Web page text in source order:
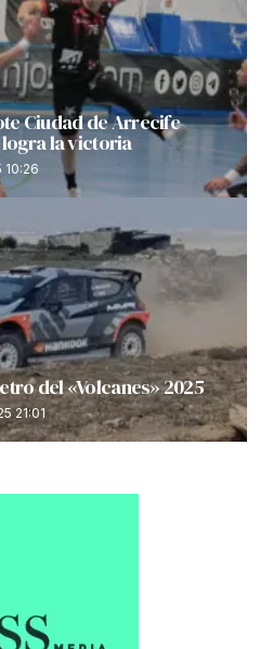
Ciudad de Arrecife
la victoria
10:26
del «Volcanes» 2025
21:01